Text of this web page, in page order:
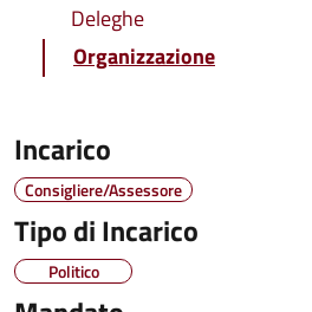
Deleghe
Organizzazione
Incarico
Consigliere/Assessore
Tipo di Incarico
Politico